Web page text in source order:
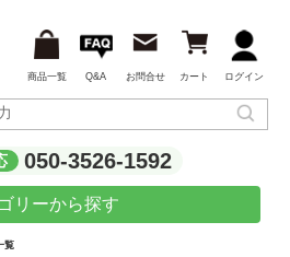
商品一覧 Q&A お問合せ カート ログイン
050-3526-1592
リーから探す
覧